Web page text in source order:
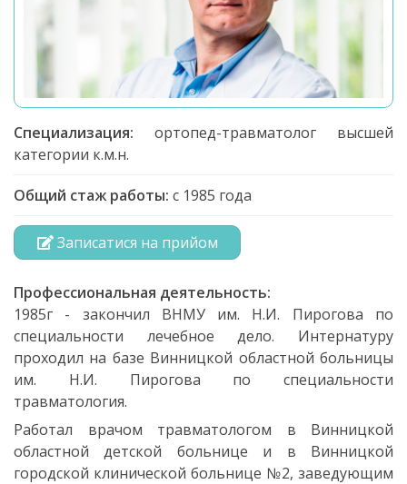
Специализация: ортопед-травматолог высшей
категории к.м.н.
Общий стаж работы: с 1985 года
Записатися на прийом
Профессиональная деятельность:
1985г - закончил ВНМУ им. Н.И. Пирогова по
специальности лечебное дело. Интернатуру
проходил на базе Винницкой областной больницы
им. Н.И. Пирогова по специальности
травматология.
Работал врачом травматологом в Винницкой
областной детской больнице и в Винницкой
городской клинической больнице №2, заведующим